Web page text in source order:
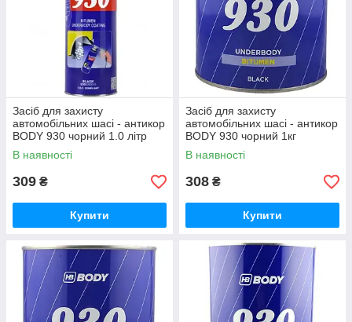
Засіб для захисту
автомобільних шасі - антикор
BODY 930 чорний 1.0 літр
для розпилення (під
пістолет)
В наявності
309 ₴
Купити
Засіб для захисту
автомобільних шасі - антикор
BODY 930 чорний 1кг
В наявності
308 ₴
Купити